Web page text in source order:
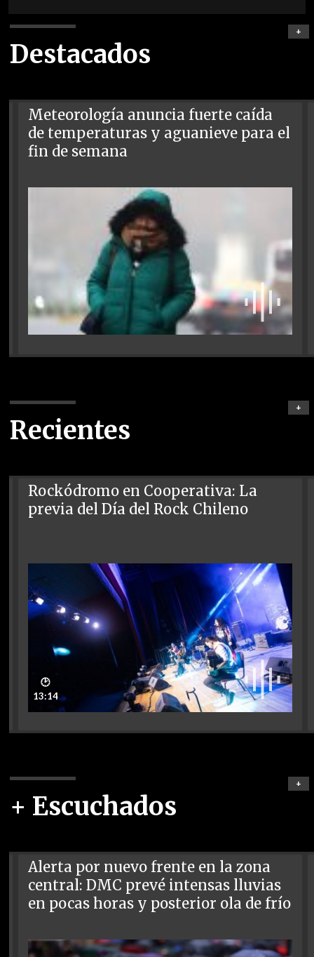
Destacados
+
Meteorología anuncia fuerte caída
de temperaturas y aguanieve para el
fin de semana
Recientes
+
Rockódromo en Cooperativa: La
previa del Día del Rock Chileno
🕑
13:14
+ Escuchados
+
Alerta por nuevo frente en la zona
central: DMC prevé intensas lluvias
en pocas horas y posterior ola de frío